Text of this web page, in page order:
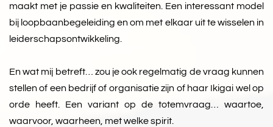
maakt met je passie en kwaliteiten. Een interessant model
bij loopbaanbegeleiding en om met elkaar uit te wisselen in
leiderschapsontwikkeling.
En wat mij betreft… zou je ook regelmatig de vraag kunnen
stellen of een bedrijf of organisatie zijn of haar Ikigai wel op
orde heeft. Een variant op de totemvraag… waartoe,
waarvoor, waarheen, met welke spirit.